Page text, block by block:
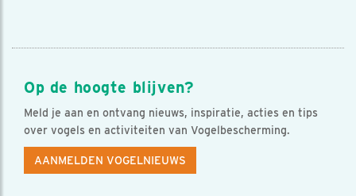
Op de hoogte blijven?
Meld je aan en ontvang nieuws, inspiratie, acties en tips
over vogels en activiteiten van Vogelbescherming.
AANMELDEN VOGELNIEUWS